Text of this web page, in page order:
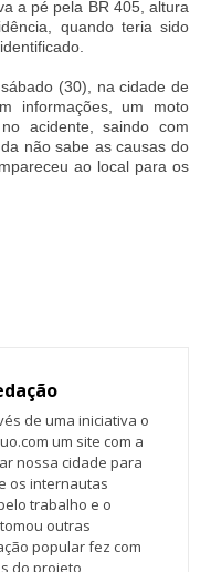
a pé pela BR 405, altura
quando teria sido
(30), na cidade de
informações, um moto
acidente, saindo com
não sabe as causas do
ao local para os
de uma iniciativa o
um site com a
nossa cidade para
os internautas
trabalho e o
outras
popular fez com